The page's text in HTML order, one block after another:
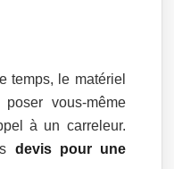
temps, le matériel
vous-même
à un carreleur.
devis pour une